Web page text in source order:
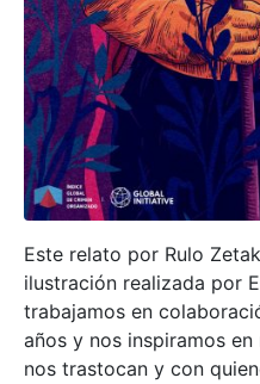
Este relato por Rulo
ilustración realizada por
trabajamos en
años y nos inspiramos
nos trastocan y con